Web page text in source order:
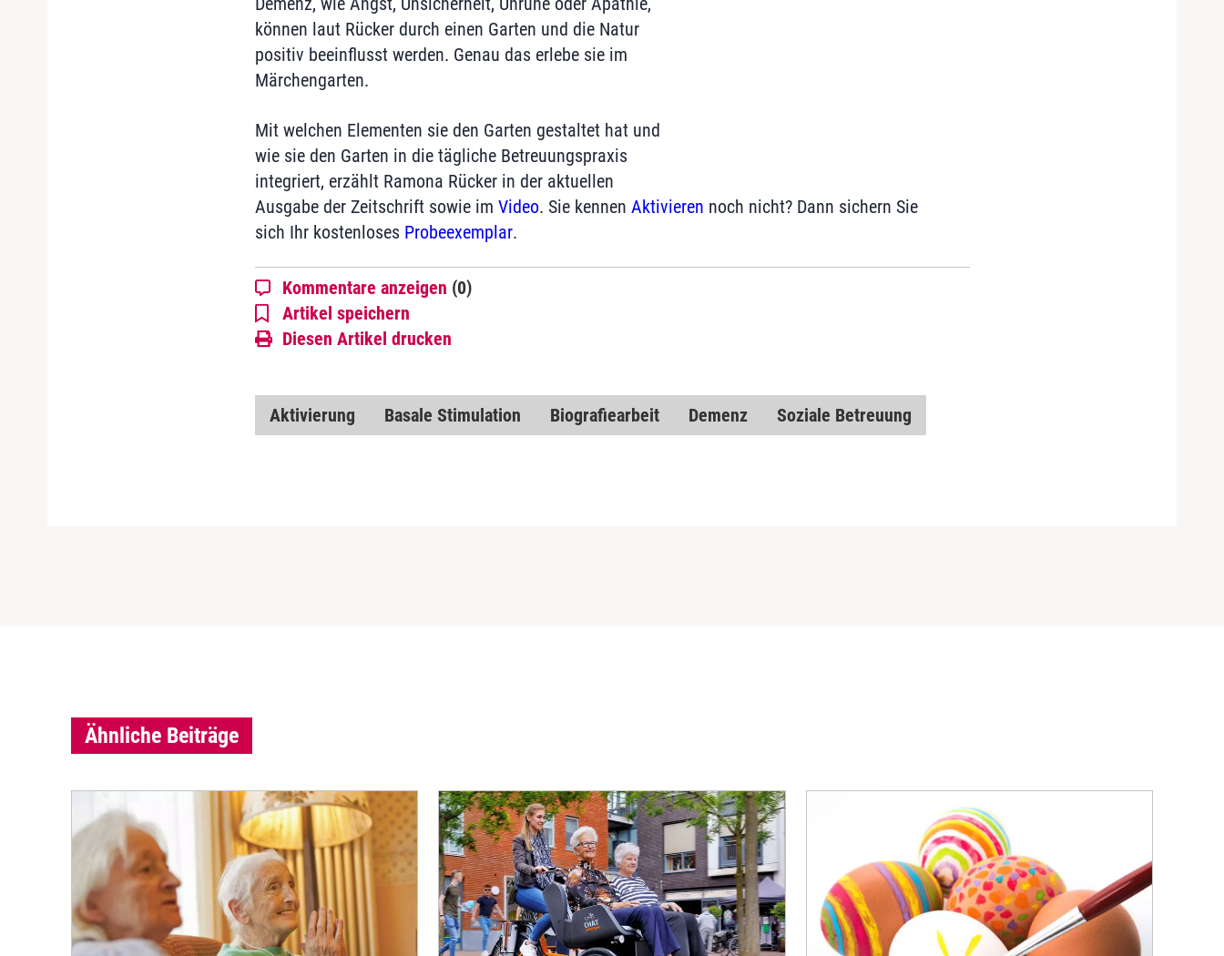
können laut Rücker durch einen Garten und die Natur
positiv beeinflusst werden. Genau das erlebe sie im
Märchengarten.
Mit welchen Elementen sie den Garten gestaltet hat und
wie sie den Garten in die tägliche Betreuungspraxis
integriert, erzählt Ramona Rücker in der aktuellen
Ausgabe der Zeitschrift sowie im Video. Sie kennen Aktivieren noch nicht? Dann sichern Sie
sich Ihr kostenloses Probeexemplar.
Kommentare anzeigen (0)
Artikel speichern
Diesen Artikel drucken
Aktivierung Basale Stimulation Biografiearbeit Demenz Soziale Betreuung
Ähnliche Beiträge